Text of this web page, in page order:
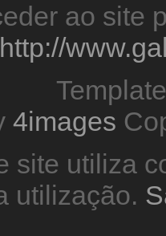
ao site
http://
4images
site utiliza
utilização.